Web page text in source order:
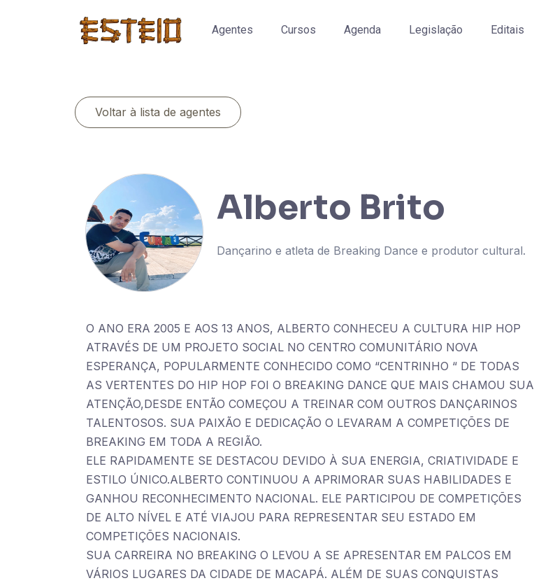
Agentes Cursos Agenda Legislação Editais
Voltar à lista de agentes
Alberto Brito
Dançarino e atleta de Breaking Dance e produtor cultural.
O ANO ERA 2005 E AOS 13 ANOS, ALBERTO CONHECEU A CULTURA HIP HOP
ATRAVÉS DE UM PROJETO SOCIAL NO CENTRO COMUNITÁRIO NOVA
ESPERANÇA, POPULARMENTE CONHECIDO COMO “CENTRINHO “ DE TODAS
AS VERTENTES DO HIP HOP FOI O BREAKING DANCE QUE MAIS CHAMOU SUA
ATENÇÃO,DESDE ENTÃO COMEÇOU A TREINAR COM OUTROS DANÇARINOS
TALENTOSOS. SUA PAIXÃO E DEDICAÇÃO O LEVARAM A COMPETIÇÕES DE
BREAKING EM TODA A REGIÃO.
ELE RAPIDAMENTE SE DESTACOU DEVIDO À SUA ENERGIA, CRIATIVIDADE E
ESTILO ÚNICO.ALBERTO CONTINUOU A APRIMORAR SUAS HABILIDADES E
GANHOU RECONHECIMENTO NACIONAL. ELE PARTICIPOU DE COMPETIÇÕES
DE ALTO NÍVEL E ATÉ VIAJOU PARA REPRESENTAR SEU ESTADO EM
COMPETIÇÕES NACIONAIS.
SUA CARREIRA NO BREAKING O LEVOU A SE APRESENTAR EM PALCOS EM
VÁRIOS LUGARES DA CIDADE DE MACAPÁ. ALÉM DE SUAS CONQUISTAS